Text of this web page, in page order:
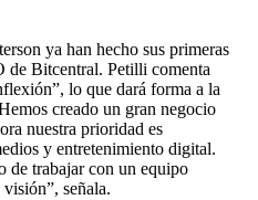
ya han hecho sus primeras
de Bitcentral. Petilli comenta
lo que dará forma a la
creado un gran negocio
nuestra prioridad es
y entretenimiento digital.
de trabajar con un equipo
señala.